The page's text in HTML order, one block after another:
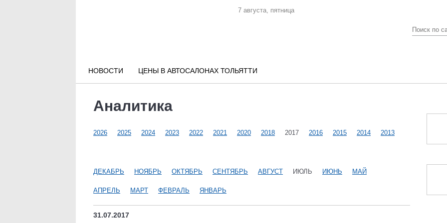
7 августа, пятница
НОВОСТИ ЦЕНЫ В АВТОСАЛОНАХ ТОЛЬЯТТИ
Аналитика
2026 2025 2024 2023 2022 2021 2020 2018 2017 2016 2015 2014 2013
ДЕКАБРЬ НОЯБРЬ ОКТЯБРЬ СЕНТЯБРЬ АВГУСТ ИЮЛЬ ИЮНЬ МАЙ
АПРЕЛЬ МАРТ ФЕВРАЛЬ ЯНВАРЬ
31.07.2017